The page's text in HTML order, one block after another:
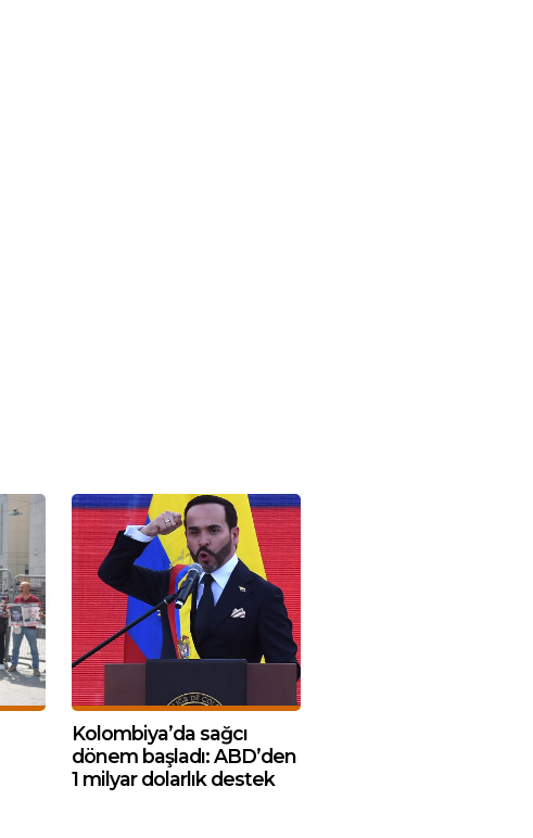
Kolombiya’da sağcı
dönem başladı: ABD’den
1 milyar dolarlık destek